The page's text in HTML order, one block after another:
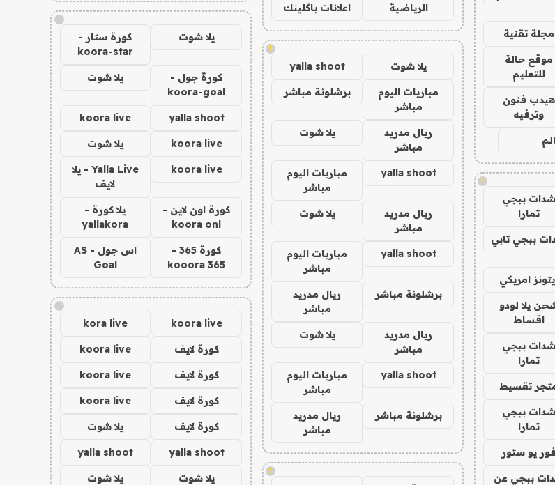
مجلة تقنية
موقع حالة
للتعليم
هيدب فنون
وترفيه
!
شدات ببجي
تمارا
ببجي تابي
امريكي
يلا لودو
اقساط
شدات ببجي
تمارا
تقسيط
شدات ببجي
تمارا
فور يو ستور
ببجي عن
الرياضية اعلانات باكلينك
!
يلا شوت yalla shoot
مباريات اليوم
مباشر
برشلونة مباشر
ريال مدريد
مباشر
يلا شوت
yalla shoot
مباريات اليوم
مباشر
ريال مدريد
مباشر
يلا شوت
yalla shoot
مباريات اليوم
مباشر
برشلونة مباشر
ريال مدريد
مباشر
ريال مدريد
مباشر
يلا شوت
yalla shoot
مباريات اليوم
مباشر
برشلونة مباشر
ريال مدريد
مباشر
!
!
يلا شوت
كورة ستار -
koora-star
كورة جول -
koora-goal
يلا شوت
yalla shoot
koora live
koora live يلا شوت
koora live
Yalla Live - يلا
لايف
كورة اون لاين -
koora onl
يلا كورة -
yallakora
كورة 365 -
kooora 365
اس جول - AS
Goal
!
koora live
kora live
كورة لايف koora live
كورة لايف koora live
كورة لايف koora live
كورة لايف يلا شوت
yalla shoot
yalla shoot
يلا شوت يلا شوت